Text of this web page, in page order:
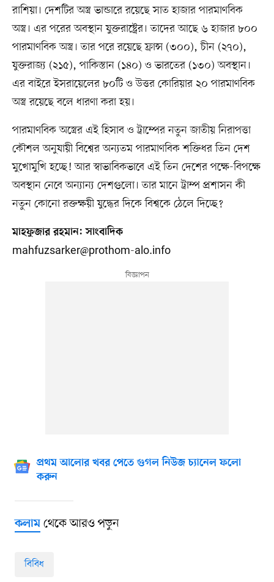
রাশিয়া। দেশটির অস্ত্র ভান্ডারে রয়েছে সাত হাজার পারমাণবিক
অস্ত্র। এর পরের অবস্থান যুক্তরাষ্ট্রের। তাদের আছে ৬ হাজার ৮০০
পারমাণবিক অস্ত্র। তার পরে রয়েছে ফ্রান্স (৩০০), চীন (২৭০),
যুক্তরাজ্য (২১৫), পাকিস্তান (১৪০) ও ভারতের (১৩০) অবস্থান।
এর বাইরে ইসরায়েলের ৮০টি ও উত্তর কোরিয়ার ২০ পারমাণবিক
অস্ত্র রয়েছে বলে ধারণা করা হয়।
পারমাণবিক অস্ত্রের এই হিসাব ও ট্রাম্পের নতুন জাতীয় নিরাপত্তা
কৌশল অনুযায়ী বিশ্বের অন্যতম পারমাণবিক শক্তিধর তিন দেশ
মুখোমুখি হচ্ছে! আর স্বাভাবিকভাবে এই তিন দেশের পক্ষে-বিপক্ষে
অবস্থান নেবে অন্যান্য দেশগুলো। তার মানে ট্রাম্প প্রশাসন কী
নতুন কোনো রক্তক্ষয়ী যুদ্ধের দিকে বিশ্বকে ঠেলে দিচ্ছে?
মাহফুজার রহমান: সাংবাদিক
mahfuzsarker@prothom-alo.info
প্রথম আলোর খবর পেতে গুগল নিউজ চ্যানেল ফলো
করুন
কলামথেকে আরও পড়ুন
বিবিধ